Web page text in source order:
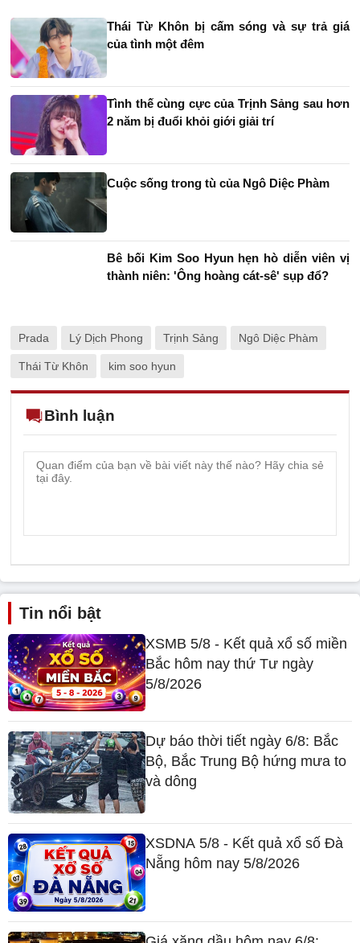
Thái Từ Khôn bị cấm sóng và sự trả giá
của tình một đêm
Tình thế cùng cực của Trịnh Sảng sau hơn
2 năm bị đuổi khỏi giới giải trí
Cuộc sống trong tù của Ngô Diệc Phàm
Bê bối Kim Soo Hyun hẹn hò diễn viên vị
thành niên: 'Ông hoàng cát-sê' sụp đổ?
Prada Lý Dịch Phong Trịnh Sảng Ngô Diệc Phàm
Thái Từ Khôn kim soo hyun
Bình luận
Tin nổi bật
XSMB 5/8 - Kết quả xổ số miền
Bắc hôm nay thứ Tư ngày
5/8/2026
Dự báo thời tiết ngày 6/8: Bắc
Bộ, Bắc Trung Bộ hứng mưa to
và dông
XSDNA 5/8 - Kết quả xổ số Đà
Nẵng hôm nay 5/8/2026